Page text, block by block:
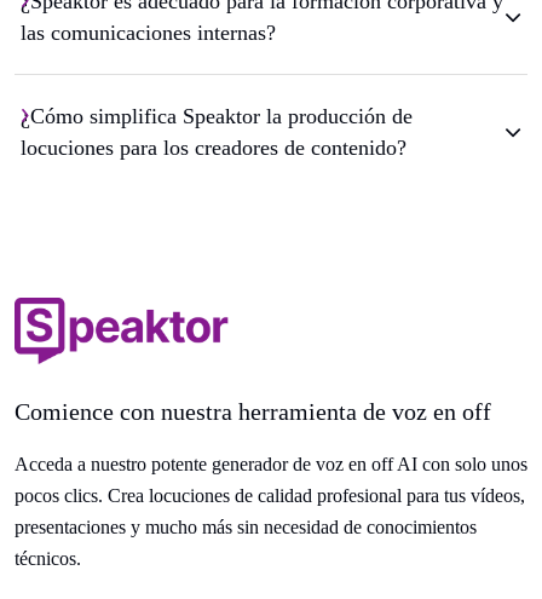
las comunicaciones internas?
¿Cómo simplifica Speaktor la producción de
locuciones para los creadores de contenido?
Comience con nuestra herramienta de voz en off
Acceda a nuestro potente generador de voz en off AI con solo unos
pocos clics. Crea locuciones de calidad profesional para tus vídeos,
presentaciones y mucho más sin necesidad de conocimientos
técnicos.